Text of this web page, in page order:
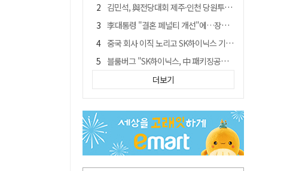
김민석, 與전당대회 제주·인천 당원투표서 승리…누적 득표는 '초박빙'
李대통령 "결혼 페널티 개선"에…장동혁 "그 페널티 만든 게 이 정권"
중국 회사 이직 노리고 SK하이닉스 기밀 빼돌려…결국 실형
블룸버그 "SK하이닉스, 中 패키징공장 지분매각 등 검토"
트럼프 만난 손현보 목사…"현재 자유대한민국 여러 면에서 어려움"
경북 칠곡시니어클럽 커피앤솝 사업단…자개소품 만들기 문화체험 운영
"아버지 외출한 사이"…흉기로 40대母 살해한 고교 자퇴생, 구속 기로에
서울 면목동서 60대 남성 2명 흉기에 숨져…지인 관계로 추정
더보기